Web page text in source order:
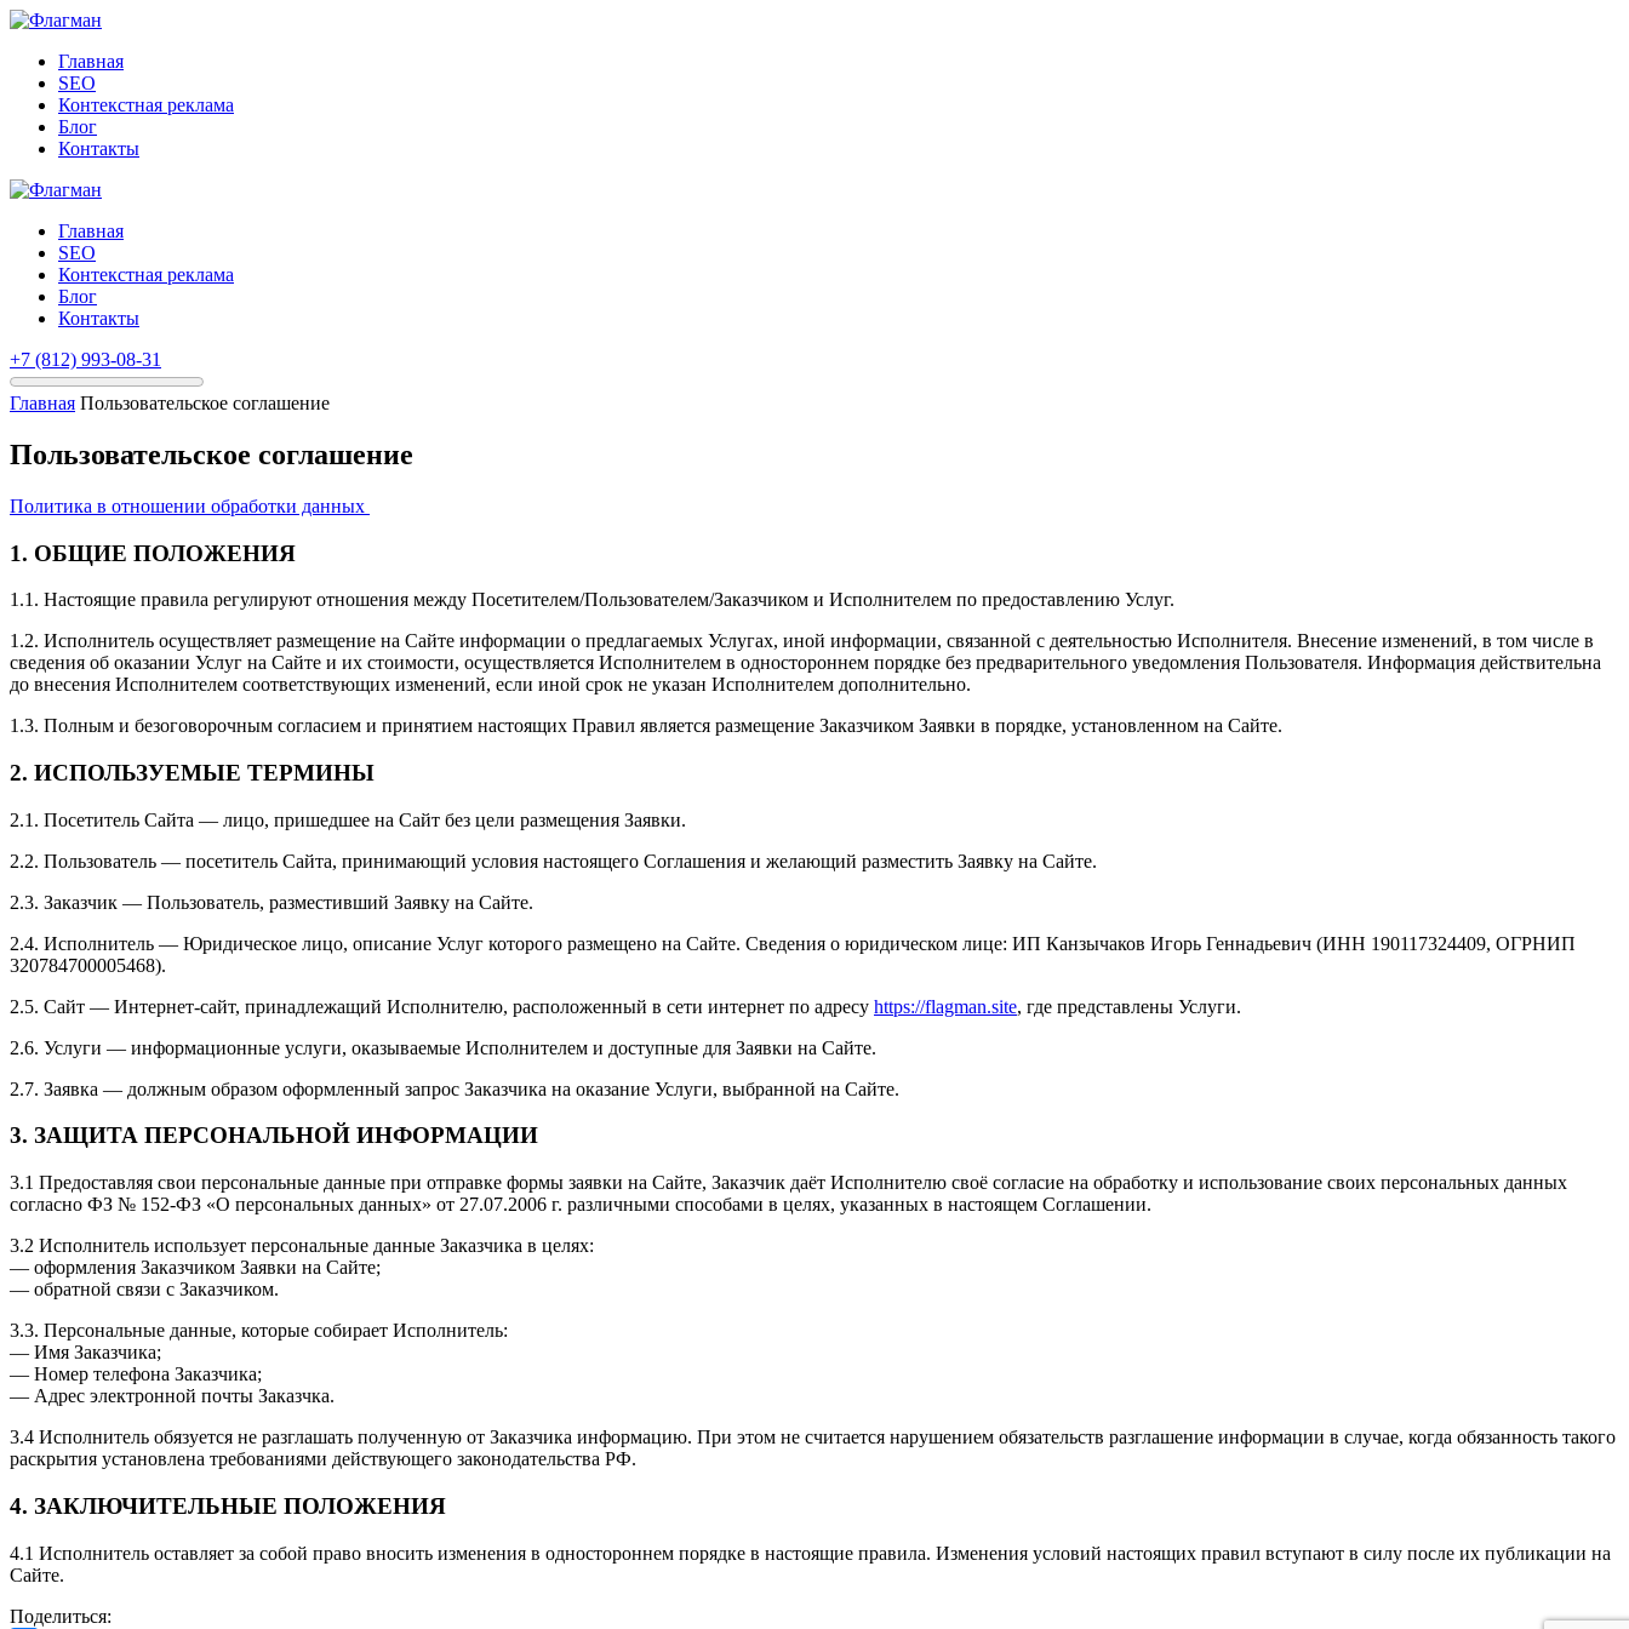
Главная
SEO
Контекстная реклама
Блог
Контакты
Главная
SEO
Контекстная реклама
Блог
Контакты
+7 (812) 993-08-31
Главная Пользовательское соглашение
Пользовательское соглашение
Политика в отношении обработки данных
1. ОБЩИЕ ПОЛОЖЕНИЯ
1.1. Настоящие правила регулируют отношения между Посетителем/Пользователем/Заказчиком и Исполнителем по предоставлению Услуг.
1.2. Исполнитель осуществляет размещение на Сайте информации о предлагаемых Услугах, иной информации, связанной с деятельностью Исполнителя. Внесение изменений, в том числе в
сведения об оказании Услуг на Сайте и их стоимости, осуществляется Исполнителем в одностороннем порядке без предварительного уведомления Пользователя. Информация действительна
до внесения Исполнителем соответствующих изменений, если иной срок не указан Исполнителем дополнительно.
1.3. Полным и безоговорочным согласием и принятием настоящих Правил является размещение Заказчиком Заявки в порядке, установленном на Сайте.
2. ИСПОЛЬЗУЕМЫЕ ТЕРМИНЫ
2.1. Посетитель Сайта — лицо, пришедшее на Сайт без цели размещения Заявки.
2.2. Пользователь — посетитель Сайта, принимающий условия настоящего Соглашения и желающий разместить Заявку на Сайте.
2.3. Заказчик — Пользователь, разместивший Заявку на Сайте.
2.4. Исполнитель — Юридическое лицо, описание Услуг которого размещено на Сайте. Сведения о юридическом лице: ИП Канзычаков Игорь Геннадьевич (ИНН 190117324409, ОГРНИП
320784700005468).
2.5. Сайт — Интернет-сайт, принадлежащий Исполнителю, расположенный в сети интернет по адресу https://flagman.site, где представлены Услуги.
2.6. Услуги — информационные услуги, оказываемые Исполнителем и доступные для Заявки на Сайте.
2.7. Заявка — должным образом оформленный запрос Заказчика на оказание Услуги, выбранной на Сайте.
3. ЗАЩИТА ПЕРСОНАЛЬНОЙ ИНФОРМАЦИИ
3.1 Предоставляя свои персональные данные при отправке формы заявки на Сайте, Заказчик даёт Исполнителю своё согласие на обработку и использование своих персональных данных
согласно ФЗ № 152-ФЗ «О персональных данных» от 27.07.2006 г. различными способами в целях, указанных в настоящем Соглашении.
3.2 Исполнитель использует персональные данные Заказчика в целях:
— оформления Заказчиком Заявки на Сайте;
— обратной связи с Заказчиком.
3.3. Персональные данные, которые собирает Исполнитель:
— Имя Заказчика;
— Номер телефона Заказчика;
— Адрес электронной почты Заказчка.
3.4 Исполнитель обязуется не разглашать полученную от Заказчика информацию. При этом не считается нарушением обязательств разглашение информации в случае, когда обязанность такого
раскрытия установлена требованиями действующего законодательства РФ.
4. ЗАКЛЮЧИТЕЛЬНЫЕ ПОЛОЖЕНИЯ
4.1 Исполнитель оставляет за собой право вносить изменения в одностороннем порядке в настоящие правила. Изменения условий настоящих правил вступают в силу после их публикации на
Сайте.
Поделиться: